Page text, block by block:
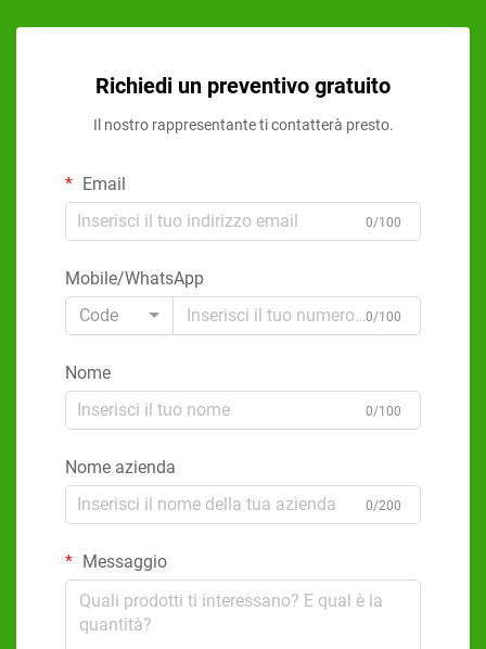
Richiedi un preventivo gratuito
Il nostro rappresentante ti contatterà presto.
Email
0/100
Mobile/WhatsApp
Code
0/100
Nome
0/100
Nome azienda
0/200
Messaggio